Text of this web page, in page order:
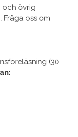
och övrig
Fråga oss om
(30